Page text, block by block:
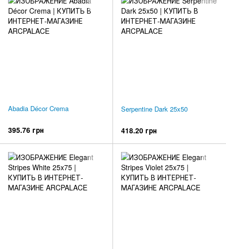
Abadia Décor Crema
395.76 грн
Serpentine Dark 25x50
418.20 грн